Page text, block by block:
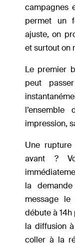
campagnes
permet un
ajuste, on
et surtout on
Le premier
peut
impression,
Une
avant ?
la
message
débute à 14h
la diffusion
coller à la